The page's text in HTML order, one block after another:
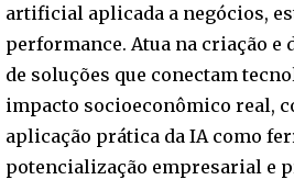
artificial aplicada a negócios,
performance. Atua na criação e
de soluções que conectam
impacto socioeconômico real,
aplicação prática da IA como
potencialização empresarial e